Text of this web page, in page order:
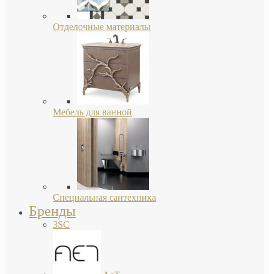
Отделочные материалы
Мебель для ванной
Специальная сантехника
Бренды
3SC